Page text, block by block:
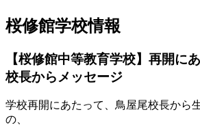
桜修館学校情報
【桜修館中等教育学校】再開に
校長からメッセージ
学校再開にあたって、鳥屋尾校長から
の、